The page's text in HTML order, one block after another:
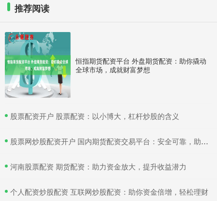
推荐阅读
恒指期货配资平台 外盘期货配资：助你撬动
全球市场，成就财富梦想
​股票配资开户 股票配资：以小博大，杠杆炒股的含义
​股票网炒股配资开户 国内期货配资交易平台：安全可靠，助力投资
​河南股票配资 期货配资：助力资金放大，提升收益潜力
​个人配资炒股配资 互联网炒股配资：助你资金倍增，轻松理财